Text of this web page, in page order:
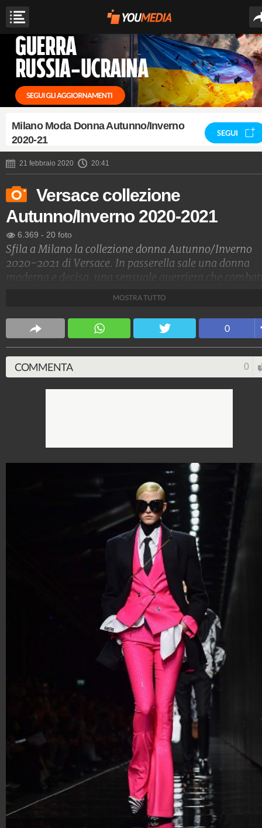
Milano Moda Donna Autunno/Inverno
2020-21
SEGUI
21 febbraio 2020 20:41
Versace collezione
Autunno/Inverno 2020-2021
6.369 - 20 foto
Sfila a Milano la collezione donna Autunno/Inverno
2020-2021 di Versace. In passerella sale una donna
moderna e decisa, una sensuale guerriera che
eco.
1.515.127.747-1.957 video-138.074 foto
MOSTRA TUTTO
0
COMMENTA 0